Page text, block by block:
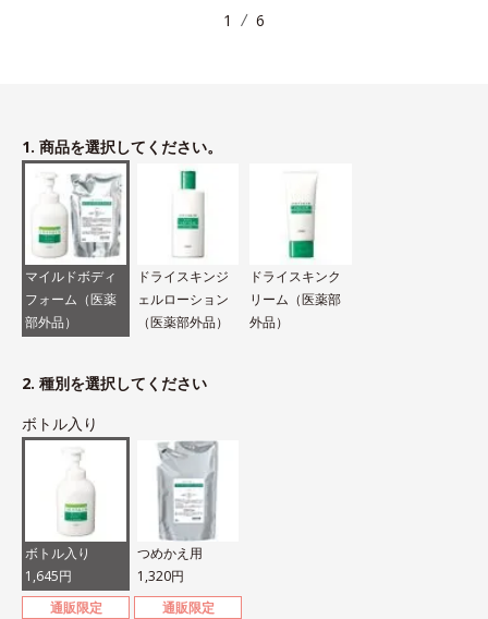
1 6
1. 商品を選択してください。
マイルドボディ
フォーム（医薬
部外品）
ドライスキンジ
ェルローション
（医薬部外品）
ドライスキンク
リーム（医薬部
外品）
2. 種別を選択してください
ボトル入り
ボトル入り
1,645円
通販限定
つめかえ用
1,320円
通販限定